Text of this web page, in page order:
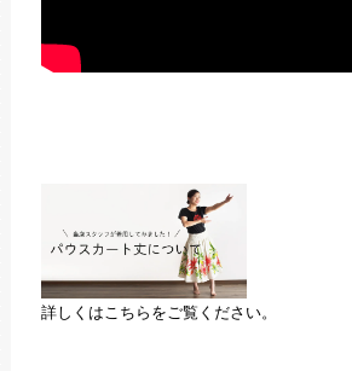
詳しくはこちらをご覧ください。